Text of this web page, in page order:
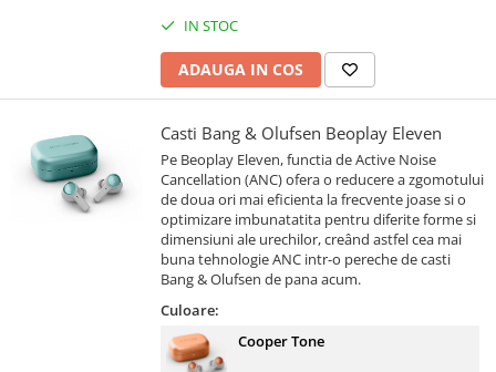
IN STOC
ADAUGA IN COS
Casti Bang & Olufsen Beoplay Eleven
Pe Beoplay Eleven, functia de Active Noise
Cancellation (ANC) ofera o reducere a zgomotului
de doua ori mai eficienta la frecvente joase si o
optimizare imbunatatita pentru diferite forme si
dimensiuni ale urechilor, creând astfel cea mai
buna tehnologie ANC intr-o pereche de casti
Bang & Olufsen de pana acum.
Culoare:
Cooper Tone